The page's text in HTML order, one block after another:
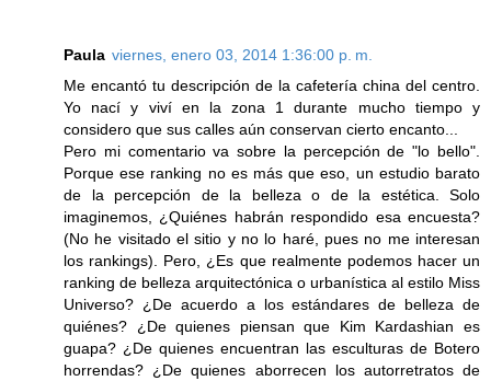
Paula viernes, enero 03, 2014 1:36:00 p. m.
Me encantó tu descripción de la cafetería china del centro.
Yo nací y viví en la zona 1 durante mucho tiempo y
considero que sus calles aún conservan cierto encanto...
Pero mi comentario va sobre la percepción de "lo bello".
Porque ese ranking no es más que eso, un estudio barato
de la percepción de la belleza o de la estética. Solo
imaginemos, ¿Quiénes habrán respondido esa encuesta?
(No he visitado el sitio y no lo haré, pues no me interesan
los rankings). Pero, ¿Es que realmente podemos hacer un
ranking de belleza arquitectónica o urbanística al estilo Miss
Universo? ¿De acuerdo a los estándares de belleza de
quiénes? ¿De quienes piensan que Kim Kardashian es
guapa? ¿De quienes encuentran las esculturas de Botero
horrendas? ¿De quienes aborrecen los autorretratos de